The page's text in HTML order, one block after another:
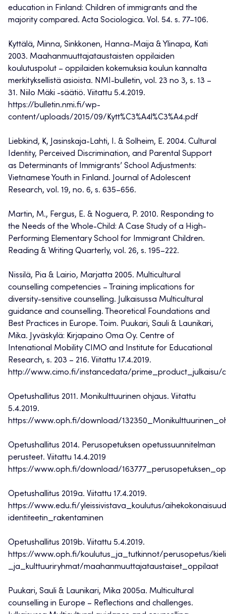
education in Finland: Children of immigrants and the
majority compared. Acta Sociologica. Vol. 54. s. 77–106.
Kyttälä, Minna, Sinkkonen, Hanna-Maija & Ylinapa, Kati
2003. Maahanmuuttajataustaisten oppilaiden
koulutuspolut – oppilaiden kokemuksia koulun kannalta
merkityksellistä asioista. NMI-bulletin, vol. 23 no 3, s. 13 –
31. Niilo Mäki -säätiö. Viitattu 5.4.2019.
https://bulletin.nmi.fi/wp-
content/uploads/2015/09/Kytt%C3%A4l%C3%A4.pdf
Liebkind, K, Jasinskaja-Lahti, I. & Solheim, E. 2004. Cultural
Identity, Perceived Discrimination, and Parental Support
as Determinants of Immigrants’ School Adjustments:
Vietnamese Youth in Finland. Journal of Adolescent
Research, vol. 19, no. 6, s. 635–656.
Martin, M., Fergus, E. & Noguera, P. 2010. Responding to
the Needs of the Whole-Child: A Case Study of a High-
Performing Elementary School for Immigrant Children.
Reading & Writing Quarterly, vol. 26, s. 195–222.
Nissilä, Pia & Lairio, Marjatta 2005. Multicultural
counselling competencies – Training implications for
diversity-sensitive counselling. Julkaisussa Multicultural
guidance and counselling. Theoretical Foundations and
Best Practices in Europe. Toim. Puukari, Sauli & Launikari,
Mika. Jyväskylä: Kirjapaino Oma Oy. Centre of
Intenational Mobility CIMO and Institute for Educational
Research, s. 203 – 216. Viitattu 17.4.2019.
http://www.cimo.fi/instancedata/prime_product_julkaisu/
Opetushallitus 2011. Monikulttuurinen ohjaus. Viitattu
5.4.2019.
https://www.oph.fi/download/
Opetushallitus 2014. Perusopetuksen opetussuunnitelman
perusteet. Viitattu 14.4.2019
https://www.oph.fi/download/
Opetushallitus 2019a. Viitattu 17.4.2019.
https://www.edu.fi/yleissivistava_koulutus/
identiteetin_rakentaminen
Opetushallitus 2019b. Viitattu 5.4.2019.
https://www.oph.fi/koulutus_ja_tutkinnot/perusopetus/
_ja_kulttuuriryhmat/maahanmuuttajataustaiset_oppilaat
Puukari, Sauli & Launikari, Mika 2005a. Multicultural
counselling in Europe – Reflections and challenges.